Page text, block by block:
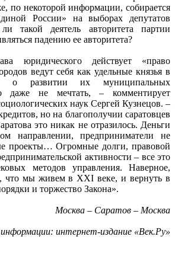
по некоторой информации, собирается
России» на выборах депутатов
такой деятель авторитета партии
падению ее авторитета?
юридического действует «право
ведут себя как удельные князья в
о развитии их муниципальных
даже не мечтать, – комментирует
наук Сергей Кузнецов. –
но на благополучии саратовцев
это никак не отразилось. Деньги
направлении, предприниматели не
проекты… Огромные долги, правовой
активности – все это
методов управления. Наверное,
что мы живем в XXI веке, и вернуть в
и торжество Закона».
Москва – Саратов – Москва
интернет-издание «Век.Ру»